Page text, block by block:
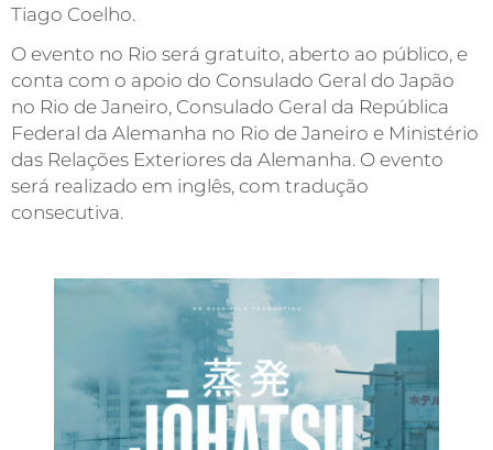
Tiago Coelho.
O evento no Rio será gratuito, aberto ao público, e
conta com o apoio do Consulado Geral do Japão
no Rio de Janeiro, Consulado Geral da República
Federal da Alemanha no Rio de Janeiro e Ministério
das Relações Exteriores da Alemanha. O evento
será realizado em inglês, com tradução
consecutiva.